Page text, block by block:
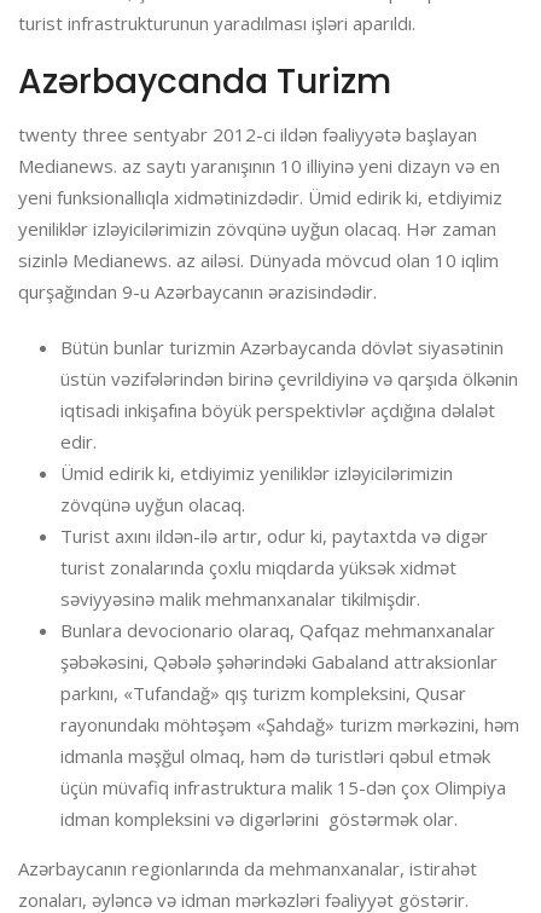
turist infrastrukturunun yaradılması işləri aparıldı.
Azərbaycanda Turizm
twenty three sentyabr 2012-ci ildən fəaliyyətə başlayan
Medianews. az saytı yaranışının 10 illiyinə yeni dizayn və en
yeni funksionallıqla xidmətinizdədir. Ümid edirik ki, etdiyimiz
yeniliklər izləyicilərimizin zövqünə uyğun olacaq. Hər zaman
sizinlə Medianews. az ailəsi. Dünyada mövcud olan 10 iqlim
qurşağından 9-u Azərbaycanın ərazisindədir.
Bütün bunlar turizmin Azərbaycanda dövlət siyasətinin
üstün vəzifələrindən birinə çevrildiyinə və qarşıda ölkənin
iqtisadi inkişafına böyük perspektivlər açdığına dəlalət
edir.
Ümid edirik ki, etdiyimiz yeniliklər izləyicilərimizin
zövqünə uyğun olacaq.
Turist axını ildən-ilə artır, odur ki, paytaxtda və digər
turist zonalarında çoxlu miqdarda yüksək xidmət
səviyyəsinə malik mehmanxanalar tikilmişdir.
Bunlara devocionario olaraq, Qafqaz mehmanxanalar
şəbəkəsini, Qəbələ şəhərindəki Gabaland attraksionlar
parkını, «Tufandağ» qış turizm kompleksini, Qusar
rayonundakı möhtəşəm «Şahdağ» turizm mərkəzini, həm
idmanla məşğul olmaq, həm də turistləri qəbul etmək
üçün müvafiq infrastruktura malik 15-dən çox Olimpiya
idman kompleksini və digərlərini göstərmək olar.
Azərbaycanın regionlarında da mehmanxanalar, istirahət
zonaları, əyləncə və idman mərkəzləri fəaliyyət göstərir.